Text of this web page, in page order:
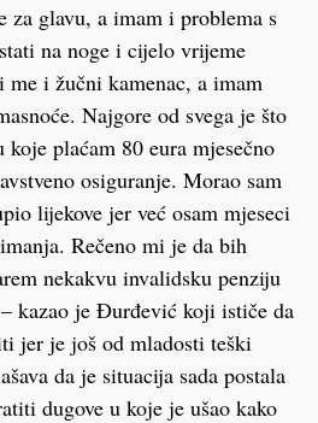
za glavu, a imam i problema s
na noge i cijelo vrijeme
i žučni kamenac, a imam
Najgore od svega je što
koje plaćam 80 eura mjesečno
osiguranje. Morao sam
lijekove jer već osam mjeseci
Rečeno mi je da bih
nekakvu invalidsku penziju
kazao je Đurđević koji ističe da
jer je još od mladosti teški
da je situacija sada postala
dugove u koje je ušao kako